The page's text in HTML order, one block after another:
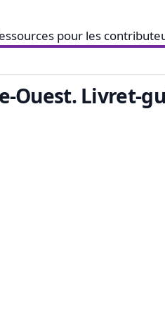
pour les
Ouest. Livret-